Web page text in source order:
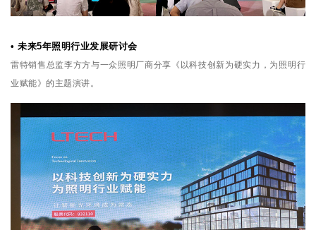
• 未来5年照明行业发展研讨会
雷特销售总监李方方与一众照明厂商分享《以科技创新为硬实力，为照明行
业赋能》的主题演讲。